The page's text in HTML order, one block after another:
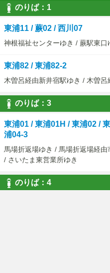
のりば：1
東浦11 / 蕨02 / 西川07
神根福祉センターゆき / 蕨駅東口
東浦82 / 東浦82-2
木曽呂経由新井宿駅ゆき / 木曽呂
のりば：3
東浦01 / 東浦01H / 東浦02 /
浦04-3
馬場折返場ゆき / 馬場折返場経
/ さいたま東営業所ゆき
のりば：4